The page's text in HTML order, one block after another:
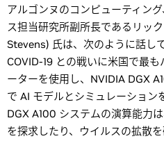
アルゴンヌのコンピューティン
ス担当研究所副所長であるリッ
Stevens) 氏は、次のように話し
COVID-19 との戦いに米国で最
ーターを使用し、NVIDIA DGX
で AI モデルとシミュレーション
DGX A100 システムの演算能力
を探求したり、ウイルスの拡散